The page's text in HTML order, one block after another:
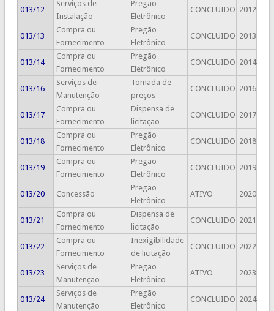
013/12
Serviços de
Instalação
Pregão
Eletrônico
CONCLUIDO 2012
013/13
Compra ou
Fornecimento
Pregão
Eletrônico
CONCLUIDO 2013
013/14
Compra ou
Fornecimento
Pregão
Eletrônico
CONCLUIDO 2014
013/16
Serviços de
Manutenção
Tomada de
preços
CONCLUIDO 2016
013/17
Compra ou
Fornecimento
Dispensa de
licitação
CONCLUIDO 2017
013/18
Compra ou
Fornecimento
Pregão
Eletrônico
CONCLUIDO 2018
013/19
Compra ou
Fornecimento
Pregão
Eletrônico
CONCLUIDO 2019
013/20 Concessão
Pregão
Eletrônico
ATIVO 2020
013/21
Compra ou
Fornecimento
Dispensa de
licitação
CONCLUIDO 2021
013/22
Compra ou
Fornecimento
Inexigibilidade
de licitação
CONCLUIDO 2022
013/23
Serviços de
Manutenção
Pregão
Eletrônico
ATIVO 2023
013/24
Serviços de
Manutenção
Pregão
Eletrônico
CONCLUIDO 2024